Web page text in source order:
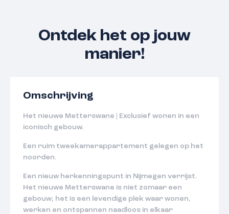
Ontdek het op jouw
manier!
Omschrijving
Het nieuwe Metterswane | Exclusief wonen in een
iconisch gebouw.
Een ruim tweekamerappartement gelegen op het
noorden.
Een nieuw herkenningspunt in Nijmegen verrijst.
Het nieuwe Metterswane is niet zomaar een
gebouw; het is een levendige plek waar wonen,
werken en ontspannen naadloos in elkaar